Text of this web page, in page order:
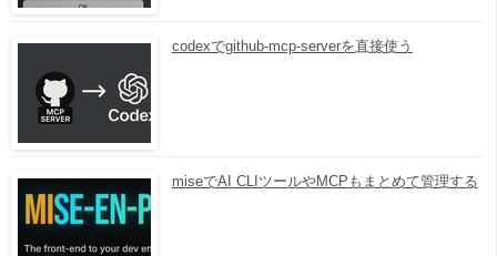
codexでgithub-mcp-serverを直接使う
miseでAI CLIツールやMCPもまとめて管理する